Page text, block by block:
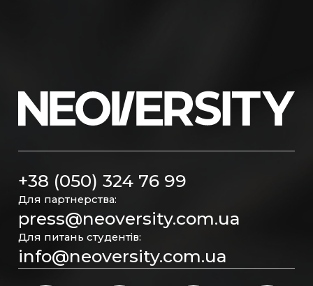
+38 (050) 324 76 99
Для партнерства:
press@neoversity.com.ua
Для питань студентів:
info@neoversity.com.ua